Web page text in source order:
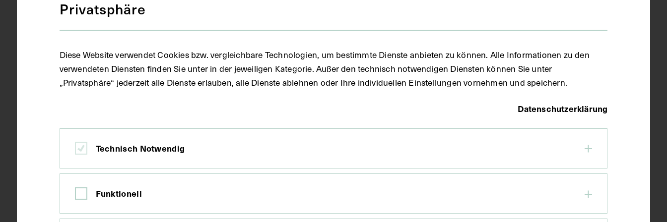
circa 1950 - 1960
Bildmaß inkl. Untergrund 31,3 x 22 cm
Privatsphäre
Diese Website verwendet Cookies bzw. vergleichbare Technologien, um bestimmte Dienste anbieten zu können. Alle Informationen zu den
verwendeten Diensten finden Sie unter in der jeweiligen Kategorie. Außer den technisch notwendigen Diensten können Sie unter
„Privatsphäre“ jederzeit alle Dienste erlauben, alle Dienste ablehnen oder Ihre individuellen Einstellungen vornehmen und speichern.
Datenschutzerklärung
Technisch Notwendig
Funktionell